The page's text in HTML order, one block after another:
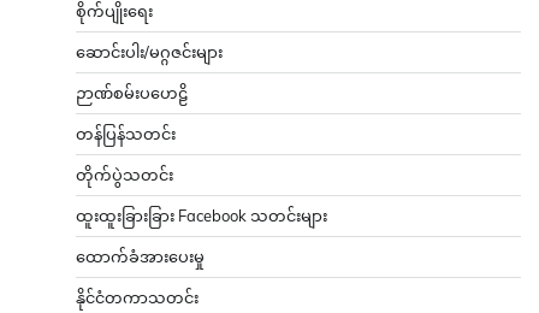
စိုက်ပျိုးရေး
ဆောင်းပါး/မဂ္ဂဇင်းများ
ဉာဏ်စမ်းပဟေဠိ
တန်ပြန်သတင်း
တိုက်ပွဲသတင်း
ထူးထူးခြားခြား Facebook သတင်းများ
ထောက်ခံအားပေးမှု
နိုင်ငံတကာသတင်း